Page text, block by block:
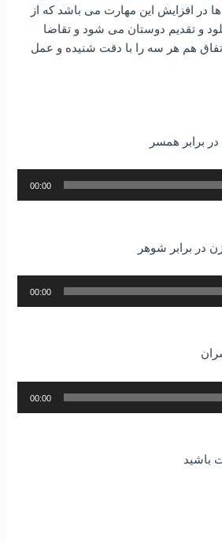
در افزایش این مهارت می باشد که از
و تقدیم دوستان می شود و تقاضا
هم هر سه را با دقت شنیده و عمل
00:00
00:00
00:00
باشید